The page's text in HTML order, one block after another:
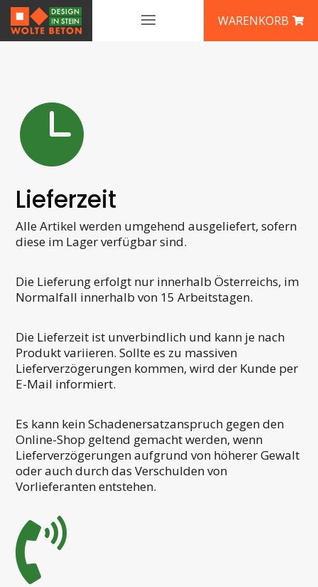
WARENKORB

Lieferzeit
Alle Artikel werden umgehend ausgeliefert, sofern
diese im Lager verfügbar sind.
Die Lieferung erfolgt nur innerhalb Österreichs, im
Normalfall innerhalb von 15 Arbeitstagen.
Die Lieferzeit ist unverbindlich und kann je nach
Produkt variieren. Sollte es zu massiven
Lieferverzögerungen kommen, wird der Kunde per
E-Mail informiert.
Es kann kein Schadenersatzanspruch gegen den
Online-Shop geltend gemacht werden, wenn
Lieferverzögerungen aufgrund von höherer Gewalt
oder auch durch das Verschulden von
Vorlieferanten entstehen.
